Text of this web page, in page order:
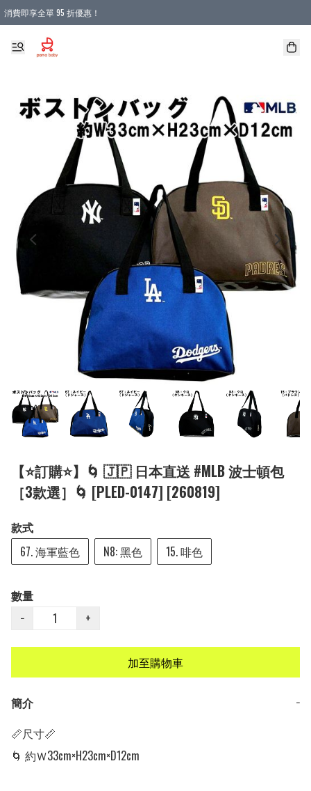
消費即享全單 95 折優惠！
購物滿 HKD 900.00即享免運費優惠！（適用於 本地送貨、本地取貨 )
【⭐訂購⭐】🌀 🇯🇵 日本直送 #MLB 波士頓包
［3款選］🌀 [PLED-0147] [260819]
款式
67. 海軍藍色
N8: 黑色 15. 啡色
數量
−
+
加至購物車
簡介
−
📏尺寸📏
🌀 約Ｗ33cm×H23cm×D12cm